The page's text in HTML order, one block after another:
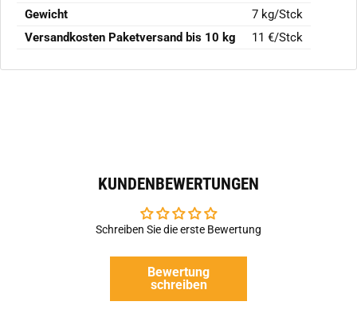
Gewicht
7 kg/Stck
Versandkosten Paketversand bis 10 kg
11 €/Stck
KUNDENBEWERTUNGEN
Schreiben Sie die erste Bewertung
Bewertung
schreiben